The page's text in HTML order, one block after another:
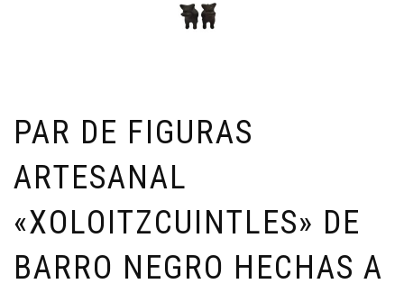
PAR DE FIGURAS
ARTESANAL
«XOLOITZCUINTLES» DE
BARRO NEGRO HECHAS A